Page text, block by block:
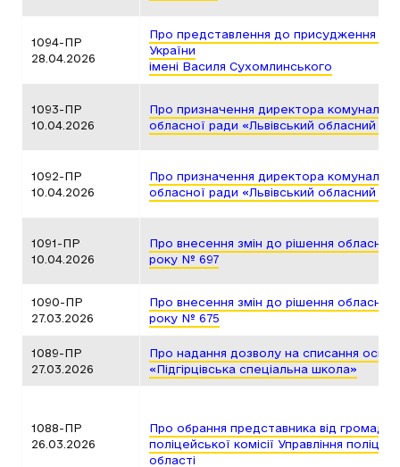
1094-ПР
28.04.2026
Про представлення до присудження
України
імені Василя Сухомлинського
1093-ПР
10.04.2026
Про призначення директора
обласної ради «Львівський обласний
1092-ПР
10.04.2026
Про призначення директора
обласної ради «Львівський обласний
1091-ПР
10.04.2026
Про внесення змін до рішення обласної
року № 697
1090-ПР
27.03.2026
Про внесення змін до рішення обласної
року № 675
1089-ПР
27.03.2026
Про надання дозволу на списання
«Підгірцівська спеціальна школа»
1088-ПР
26.03.2026
Про обрання представника від
поліцейської комісії Управління поліції
області